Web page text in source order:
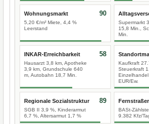
Wohnungsmarkt
5,20 €/m² Miete, 4,4 %
Leerstand
90
Supermarkt
15,8 Min.,
Min.
INKAR-Erreichbarkeit
Hausarzt 3,8 km, Apotheke
3,9 km, Grundschule 640
m, Autobahn 18,7 Min.
58
Kaufkraft
Steuerkraft
EUR/Ew.
Regionale Sozialstruktur
SGB II 3,9 %, Kinderarmut
6,7 %, Altersarmut 1,7 %
89
BASt-
9.382 Kfz/